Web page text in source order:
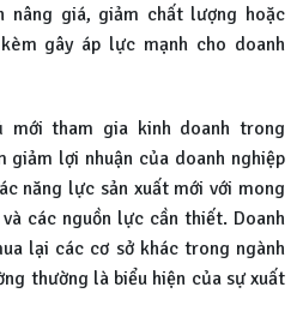
nâng giá, giảm chất lượng hoặc
gây áp lực mạnh cho doanh
tham gia kinh doanh trong
giảm lợi nhuận của doanh nghiệp
năng lực sản xuất mới với mong
các nguồn lực cần thiết. Doanh
lại các cơ sở khác trong ngành
thường là biểu hiện của sự xuất